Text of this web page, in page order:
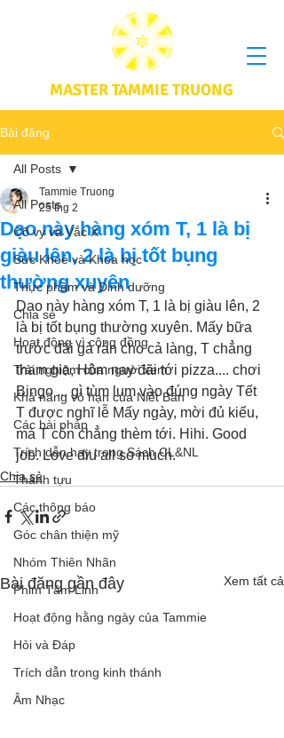
MASTER TAMMIE TRUONG
Bài đăng
All Posts
Cô vy và Vắc X
Sức Khoẻ và Khoa học
Thực phầm và Dinh dưỡng
Chia sẻ
Hoạt động vì cộng đồng
Trải nghiệm của người xem
Khả năng vô hạn của Niết Bàn
Các bài pháp
Trích dẫn hay trong Sách CL&NL
Thành tựu
Các thông báo
Góc chân thiện mỹ
Nhóm Thiên Nhãn
Phim Tâm Linh
Hoạt động hằng ngày của Tammie
Hỏi và Đáp
Trích dẫn trong kinh thánh
Âm Nhạc
All Posts
Dạo này hàng xóm T, 1 là bị
giàu lên, 2 là bị tốt bụng
thường xuyên
Tammie Truong
25 thg 2
Dạo này hàng xóm T, 1 là bị giàu lên, 2
là bị tốt bụng thường xuyên. Mấy bữa
trước đãi gà rán cho cả làng, T chẳng
tham gia, Hôm nay đãi tới pizza.... chơi
Bingo ... gì tùm lum vào đúng ngày Tết
T được nghĩ lễ Mấy ngày, mời đủ kiểu,
mà T còn chẳng thèm tới. Hihi. Good
job. Love diu all so much.
Chia sẻ
Bài đăng gần đây Xem tất cả